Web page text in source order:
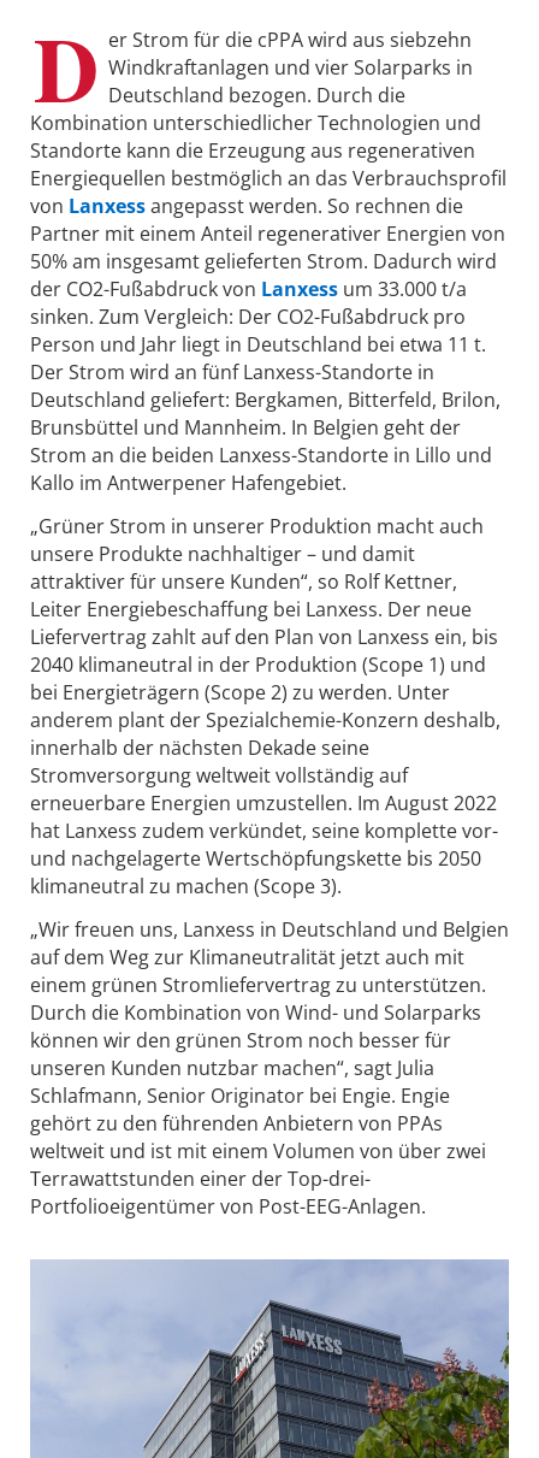
D er Strom für die cPPA wird aus siebzehn
Windkraftanlagen und vier Solarparks in
Deutschland bezogen. Durch die
Kombination unterschiedlicher Technologien und
Standorte kann die Erzeugung aus regenerativen
Energiequellen bestmöglich an das Verbrauchsprofil
von Lanxessangepasst werden. So rechnen die
Partner mit einem Anteil regenerativer Energien von
50% am insgesamt gelieferten Strom. Dadurch wird
der CO2-Fußabdruck von Lanxess um 33.000 t/a
sinken. Zum Vergleich: Der CO2-Fußabdruck pro
Person und Jahr liegt in Deutschland bei etwa 11 t.
Der Strom wird an fünf Lanxess-Standorte in
Deutschland geliefert: Bergkamen, Bitterfeld, Brilon,
Brunsbüttel und Mannheim. In Belgien geht der
Strom an die beiden Lanxess-Standorte in Lillo und
Kallo im Antwerpener Hafengebiet.
„Grüner Strom in unserer Produktion macht auch
unsere Produkte nachhaltiger – und damit
attraktiver für unsere Kunden“, so Rolf Kettner,
Leiter Energiebeschaffung bei Lanxess. Der neue
Liefervertrag zahlt auf den Plan von Lanxess ein, bis
2040 klimaneutral in der Produktion (Scope 1) und
bei Energieträgern (Scope 2) zu werden. Unter
anderem plant der Spezialchemie-Konzern deshalb,
innerhalb der nächsten Dekade seine
Stromversorgung weltweit vollständig auf
erneuerbare Energien umzustellen. Im August 2022
hat Lanxess zudem verkündet, seine komplette vor-
und nachgelagerte Wertschöpfungskette bis 2050
klimaneutral zu machen (Scope 3).
„Wir freuen uns, Lanxess in Deutschland und Belgien
auf dem Weg zur Klimaneutralität jetzt auch mit
einem grünen Stromliefervertrag zu unterstützen.
Durch die Kombination von Wind- und Solarparks
können wir den grünen Strom noch besser für
unseren Kunden nutzbar machen“, sagt Julia
Schlafmann, Senior Originator bei Engie. Engie
gehört zu den führenden Anbietern von PPAs
weltweit und ist mit einem Volumen von über zwei
Terrawattstunden einer der Top-drei-
Portfolioeigentümer von Post-EEG-Anlagen.